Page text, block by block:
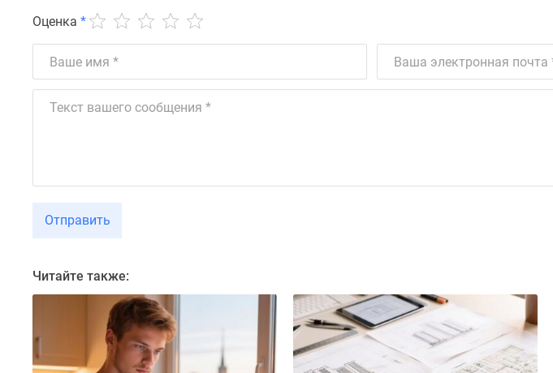
ипотека
Квартиры
скидками
Новостройки
коттеджи
Коттеджные
Коттеджные
Оценка *
Отправить
Читайте также: